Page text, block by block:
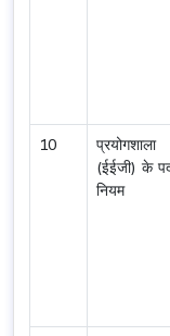
10
(ईईजी) के
नियम